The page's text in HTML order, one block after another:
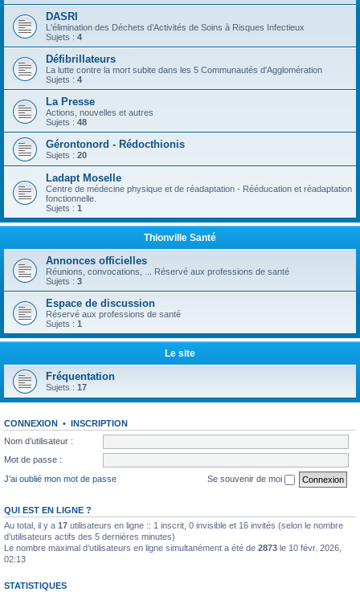
DASRI
L'élimination des Déchets d’Activités de Soins à Risques Infectieux
Sujets : 4
Défibrillateurs
La lutte contre la mort subite dans les 5 Communautés d'Agglomération
Sujets : 4
La Presse
Actions, nouvelles et autres
Sujets : 48
Gérontonord - Rédocthionis
Sujets : 20
Ladapt Moselle
Centre de médecine physique et de réadaptation - Rééducation et réadaptation
fonctionnelle.
Sujets : 1
Thionville Santé
Annonces officielles
Réunions, convocations, ... Réservé aux professions de santé
Sujets : 3
Espace de discussion
Réservé aux professions de santé
Sujets : 1
Le site
Fréquentation
Sujets : 17
CONNEXION • INSCRIPTION
Nom d’utilisateur :
Mot de passe :
J’ai oublié mon mot de passe
Se souvenir de moi
QUI EST EN LIGNE ?
Au total, il y a 17 utilisateurs en ligne :: 1 inscrit, 0 invisible et 16 invités (selon le nombre
d’utilisateurs actifs des 5 dernières minutes)
Le nombre maximal d’utilisateurs en ligne simultanément a été de 2873 le 10 févr. 2026,
02:13
STATISTIQUES